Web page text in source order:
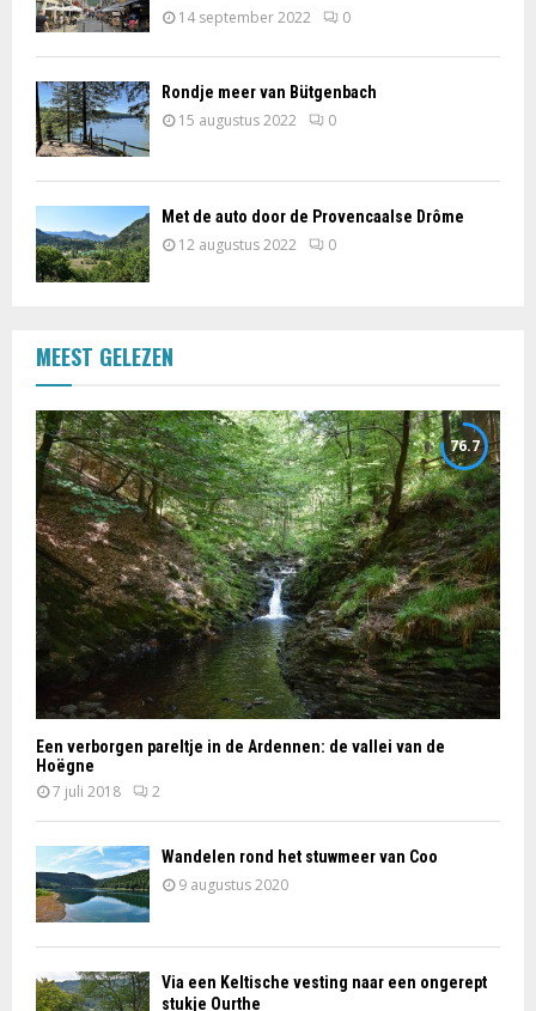
14 september 2022 0
Rondje meer van Bütgenbach
15 augustus 2022 0
Met de auto door de Provencaalse Drôme
12 augustus 2022 0
MEEST GELEZEN
Een verborgen pareltje in de Ardennen: de vallei van de
Hoëgne
7 juli 2018 2
76.7
Wandelen rond het stuwmeer van Coo
9 augustus 2020
Via een Keltische vesting naar een ongerept
stukje Ourthe